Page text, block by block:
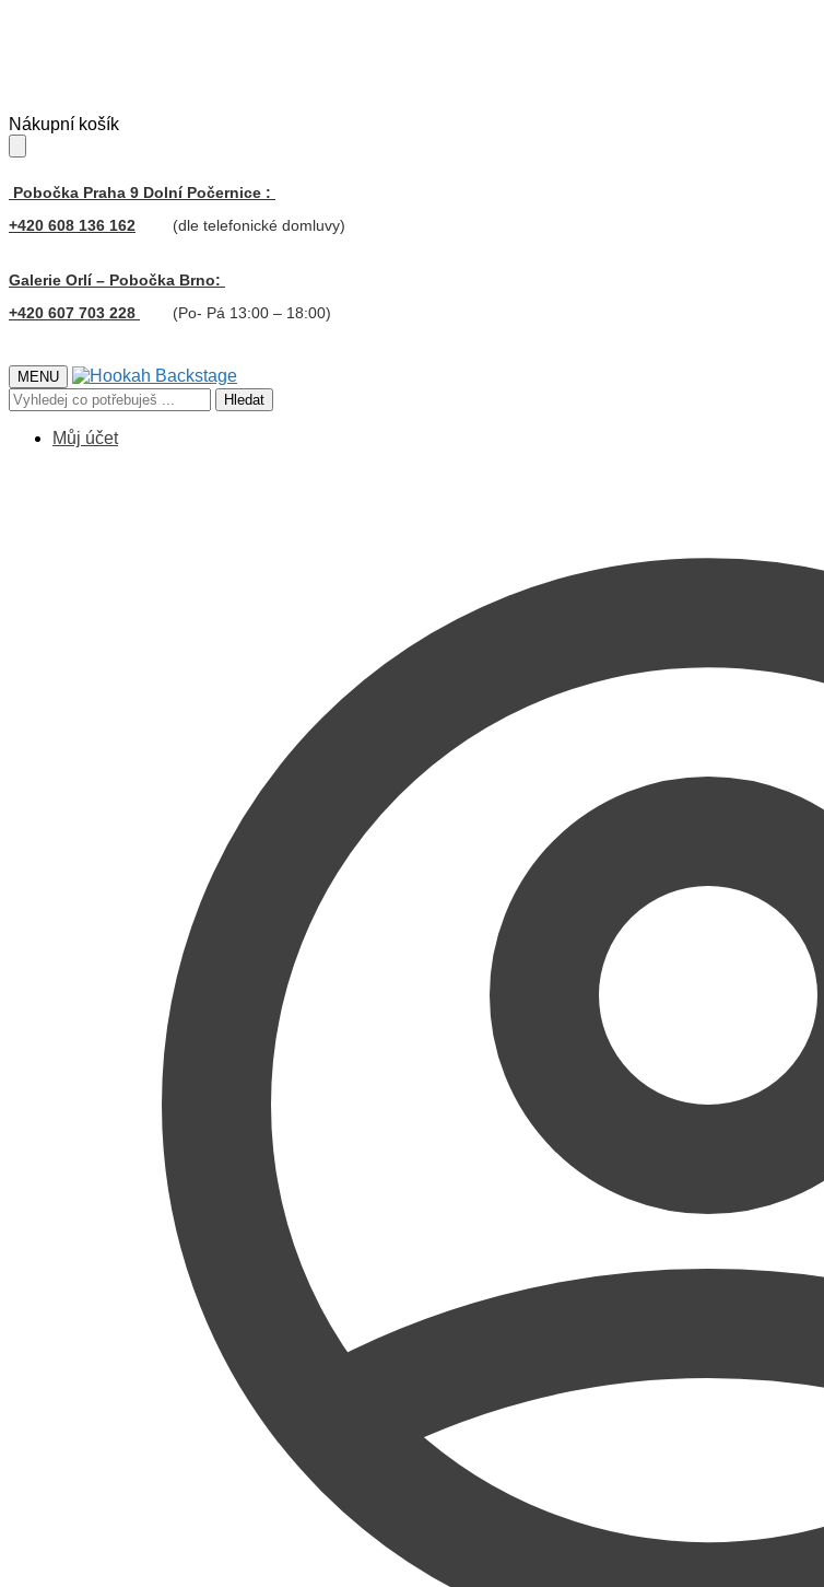
Skip
to
navigation
Skip
to
content
Nákupní košík
Pobočka Praha 9 Dolní Počernice :
+420 608 136 162
(dle telefonické domluvy)
Galerie Orlí – Pobočka Brno:
+420 607 703 228
(Po- Pá 13:00 – 18:00)
MENU
Hledat: Hledat
Můj účet